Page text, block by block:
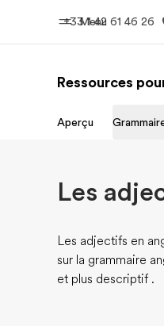
Menu
+33 1 42 61 46 26
Ressources
Aperçu
Les
Les adjectifs en
sur la grammaire
et plus descriptif .